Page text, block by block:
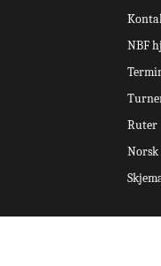
NBF
Ruter
Norsk